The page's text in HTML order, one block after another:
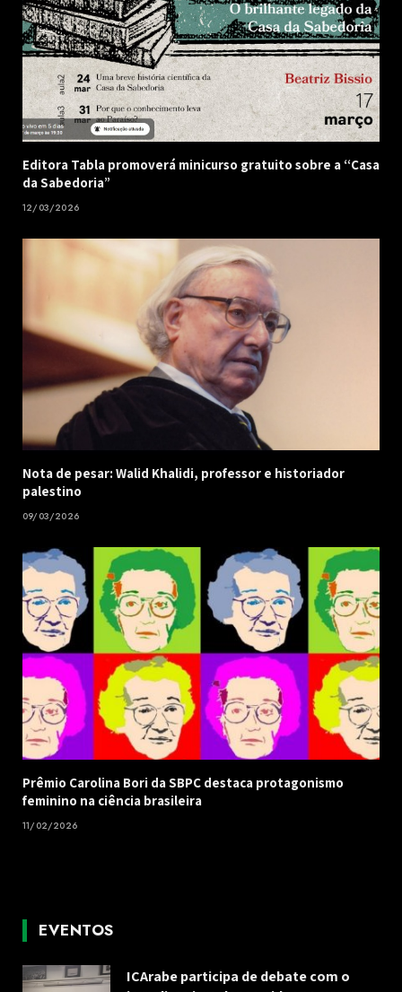
Editora Tabla promoverá minicurso gratuito sobre a “Casa
da Sabedoria”
12/03/2026
Nota de pesar: Walid Khalidi, professor e historiador
palestino
09/03/2026
Prêmio Carolina Bori da SBPC destaca protagonismo
feminino na ciência brasileira
11/02/2026
EVENTOS
ICArabe participa de debate com o